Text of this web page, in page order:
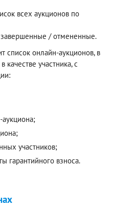
всех аукционов по
/ отмененные.
список онлайн-аукционов, в
качестве участника, с
участников;
гарантийного взноса.